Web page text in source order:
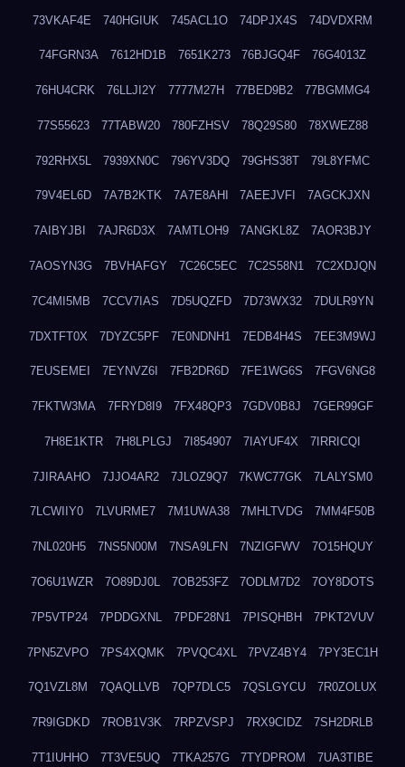
73VKAF4E 740HGIUK 745ACL1O 74DPJX4S 74DVDXRM
74FGRN3A 7612HD1B 7651K273 76BJGQ4F 76G4013Z
76HU4CRK 76LLJI2Y 7777M27H 77BED9B2 77BGMMG4
77S55623 77TABW20 780FZHSV 78Q29S80 78XWEZ88
792RHX5L 7939XN0C 796YV3DQ 79GHS38T 79L8YFMC
79V4EL6D 7A7B2KTK 7A7E8AHI 7AEEJVFI 7AGCKJXN
7AIBYJBI 7AJR6D3X 7AMTLOH9 7ANGKL8Z 7AOR3BJY
7AOSYN3G 7BVHAFGY 7C26C5EC 7C2S58N1 7C2XDJQN
7C4MI5MB 7CCV7IAS 7D5UQZFD 7D73WX32 7DULR9YN
7DXTFT0X 7DYZC5PF 7E0NDNH1 7EDB4H4S 7EE3M9WJ
7EUSEMEI 7EYNVZ6I 7FB2DR6D 7FE1WG6S 7FGV6NG8
7FKTW3MA 7FRYD8I9 7FX48QP3 7GDV0B8J 7GER99GF
7H8E1KTR 7H8LPLGJ 7I854907 7IAYUF4X 7IRRICQI
7JIRAAHO 7JJO4AR2 7JLOZ9Q7 7KWC77GK 7LALYSM0
7LCWIIY0 7LVURME7 7M1UWA38 7MHLTVDG 7MM4F50B
7NL020H5 7NS5N00M 7NSA9LFN 7NZIGFWV 7O15HQUY
7O6U1WZR 7O89DJ0L 7OB253FZ 7ODLM7D2 7OY8DOTS
7P5VTP24 7PDDGXNL 7PDF28N1 7PISQHBH 7PKT2VUV
7PN5ZVPO 7PS4XQMK 7PVQC4XL 7PVZ4BY4 7PY3EC1H
7Q1VZL8M 7QAQLLVB 7QP7DLC5 7QSLGYCU 7R0ZOLUX
7R9IGDKD 7ROB1V3K 7RPZVSPJ 7RX9CIDZ 7SH2DRLB
7T1IUHHO 7T3VE5UQ 7TKA257G 7TYDPROM 7UA3TIBE